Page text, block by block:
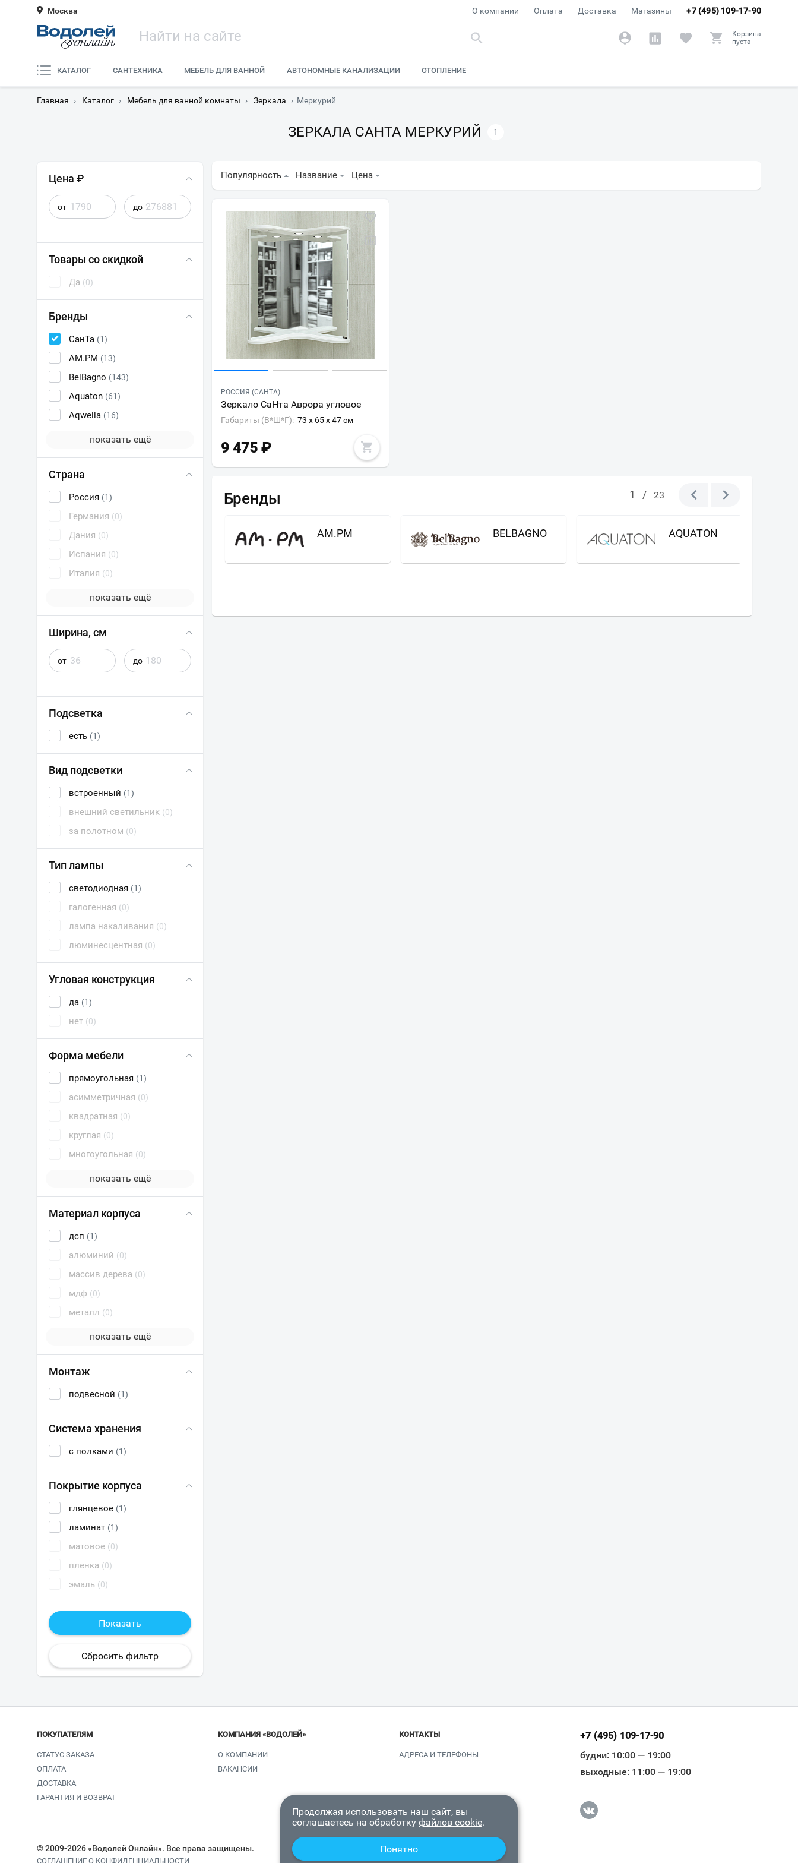
Москва +7 (495) 109-17-90
О компании Оплата Доставка Магазины
Корзина
пуста
КАТАЛОГ САНТЕХНИКА МЕБЕЛЬ ДЛЯ ВАННОЙ АВТОНОМНЫЕ КАНАЛИЗАЦИИ ОТОПЛЕНИЕ
Главная › Каталог › Мебель для ванной комнаты › Зеркала › Меркурий
ЗЕРКАЛА САНТА МЕРКУРИЙ 1
Цена ₽
от до
Товары со скидкой
Да (0)
Бренды
СанТа (1)
AM.PM (13)
BelBagno (143)
Aquaton (61)
Aqwella (16)
показать ещё
Страна
Россия (1)
Германия (0)
Дания (0)
Испания (0)
Италия (0)
показать ещё
Ширина, см
от до
Подсветка
есть (1)
Вид подсветки
встроенный (1)
внешний светильник (0)
за полотном (0)
Тип лампы
светодиодная (1)
галогенная (0)
лампа накаливания (0)
люминесцентная (0)
Угловая конструкция
да (1)
нет (0)
Форма мебели
прямоугольная (1)
асимметричная (0)
квадратная (0)
круглая (0)
многоугольная (0)
показать ещё
Материал корпуса
дсп (1)
алюминий (0)
массив дерева (0)
мдф (0)
металл (0)
показать ещё
Монтаж
подвесной (1)
Система хранения
с полками (1)
Покрытие корпуса
глянцевое (1)
ламинат (1)
матовое (0)
пленка (0)
эмаль (0)
Популярность Название Цена
РОССИЯ (САНТА)
Зеркало СаНта Аврора угловое
Габариты (В*Ш*Г): 73 x 65 x 47 см
9 475 ₽
Бренды 1 / 23
AM.PM BELBAGNO AQUATON
ПОКУПАТЕЛЯМ
СТАТУС ЗАКАЗА
ОПЛАТА
ДОСТАВКА
ГАРАНТИЯ И ВОЗВРАТ
КОМПАНИЯ «ВОДОЛЕЙ»
О КОМПАНИИ
ВАКАНСИИ
КОНТАКТЫ
АДРЕСА И ТЕЛЕФОНЫ
+7 (495) 109-17-90
будни: 10:00 — 19:00
выходные: 11:00 — 19:00
© 2009-2026 «Водолей Онлайн». Все права защищены.
СОГЛАШЕНИЕ О КОНФИДЕНЦИАЛЬНОСТИ
Продолжая использовать наш сайт, вы
соглашаетесь на обработку файлов cookie.
Понятно